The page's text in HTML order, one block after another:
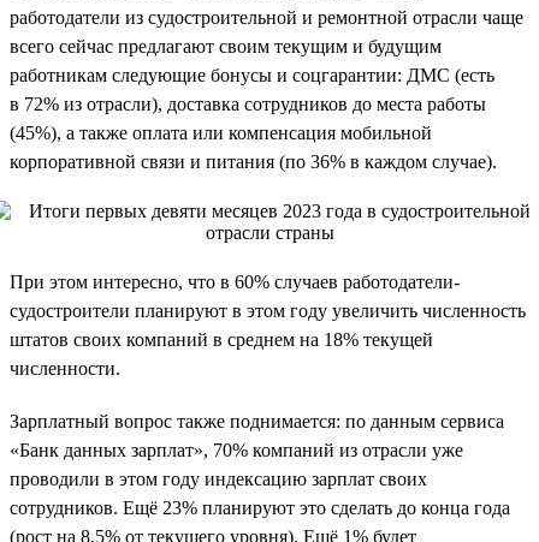
работодатели из судостроительной и ремонтной отрасли чаще
всего сейчас предлагают своим текущим и будущим
работникам следующие бонусы и соцгарантии: ДМС (есть
в 72% из отрасли), доставка сотрудников до места работы
(45%), а также оплата или компенсация мобильной
корпоративной связи и питания (по 36% в каждом случае).
При этом интересно, что в 60% случаев работодатели-
судостроители планируют в этом году увеличить численность
штатов своих компаний в среднем на 18% текущей
численности.
Зарплатный вопрос также поднимается: по данным сервиса
«Банк данных зарплат», 70% компаний из отрасли уже
проводили в этом году индексацию зарплат своих
сотрудников. Ещё 23% планируют это сделать до конца года
(рост на 8,5% от текущего уровня). Ещё 1% будет